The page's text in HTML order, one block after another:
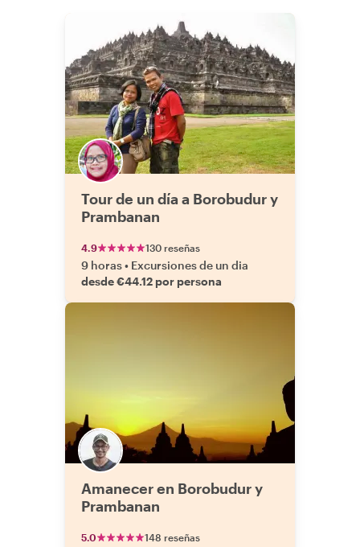
auténticos y una conexión más
profunda con Java."
Tour de un día a Borobudur y
Prambanan
4.9 130 reseñas
9 horas• Excursiones de un dia
desde €44.12 por persona
Amanecer en Borobudur y
Prambanan
5.0 148 reseñas